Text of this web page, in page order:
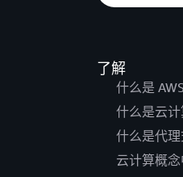
了解
什么是 AWS
什么是云计
什么是代理
云计算概